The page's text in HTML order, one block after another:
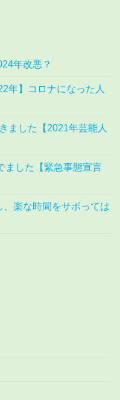
年改悪？
年】コロナになった人
ました【2021年芸能人
ました【緊急事態宣言
楽な時間をサボっては